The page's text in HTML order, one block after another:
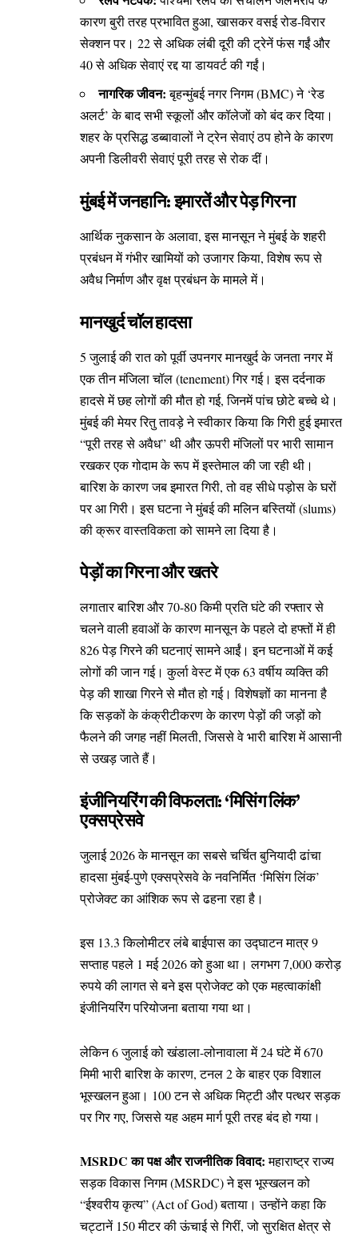
कारण बुरी तरह प्रभावित हुआ, खासकर वसई रोड-विरार
सेक्शन पर। 22 से अधिक लंबी दूरी की ट्रेनें फंस गईं और
40 से अधिक सेवाएं रद्द या डायवर्ट की गईं।
नागरिक जीवन:बृहन्मुंबई नगर निगम (BMC) ने ‘रेड
अलर्ट’ के बाद सभी स्कूलों और कॉलेजों को बंद कर दिया।
शहर के प्रसिद्ध डब्बावालों ने ट्रेन सेवाएं ठप होने के कारण
अपनी डिलीवरी सेवाएं पूरी तरह से रोक दीं।
मुंबई में जनहानि: इमारतें और पेड़ गिरना
आर्थिक नुकसान के अलावा, इस मानसून ने मुंबई के शहरी
प्रबंधन में गंभीर खामियों को उजागर किया, विशेष रूप से
अवैध निर्माण और वृक्ष प्रबंधन के मामले में।
मानखुर्द चॉल हादसा
5 जुलाई की रात को पूर्वी उपनगर मानखुर्द के जनता नगर में
एक तीन मंजिला चॉल (tenement) गिर गई। इस दर्दनाक
हादसे में छह लोगों की मौत हो गई, जिनमें पांच छोटे बच्चे थे।
मुंबई की मेयर रितु तावड़े ने स्वीकार किया कि गिरी हुई इमारत
“पूरी तरह से अवैध” थी और ऊपरी मंजिलों पर भारी सामान
रखकर एक गोदाम के रूप में इस्तेमाल की जा रही थी।
बारिश के कारण जब इमारत गिरी, तो वह सीधे पड़ोस के घरों
पर आ गिरी। इस घटना ने मुंबई की मलिन बस्तियों (slums)
की क्रूर वास्तविकता को सामने ला दिया है।
पेड़ों का गिरना और खतरे
लगातार बारिश और 70-80 किमी प्रति घंटे की रफ्तार से
चलने वाली हवाओं के कारण मानसून के पहले दो हफ्तों में ही
826 पेड़ गिरने की घटनाएं सामने आईं। इन घटनाओं में कई
लोगों की जान गई। कुर्ला वेस्ट में एक 63 वर्षीय व्यक्ति की
पेड़ की शाखा गिरने से मौत हो गई। विशेषज्ञों का मानना है
कि सड़कों के कंक्रीटीकरण के कारण पेड़ों की जड़ों को
फैलने की जगह नहीं मिलती, जिससे वे भारी बारिश में आसानी
से उखड़ जाते हैं।
इंजीनियरिंग की विफलता: ‘मिसिंग लिंक’
एक्सप्रेसवे
जुलाई 2026 के मानसून का सबसे चर्चित बुनियादी ढांचा
हादसा मुंबई-पुणे एक्सप्रेसवे के नवनिर्मित ‘मिसिंग लिंक’
प्रोजेक्ट का आंशिक रूप से ढहना रहा है।
इस 13.3 किलोमीटर लंबे बाईपास का उद्घाटन मात्र 9
सप्ताह पहले 1 मई 2026 को हुआ था। लगभग 7,000 करोड़
रुपये की लागत से बने इस प्रोजेक्ट को एक महत्वाकांक्षी
इंजीनियरिंग परियोजना बताया गया था।
लेकिन 6 जुलाई को खंडाला-लोनावाला में 24 घंटे में 670
मिमी भारी बारिश के कारण, टनल 2 के बाहर एक विशाल
भूस्खलन हुआ। 100 टन से अधिक मिट्टी और पत्थर सड़क
पर गिर गए, जिससे यह अहम मार्ग पूरी तरह बंद हो गया।
MSRDC का पक्ष और राजनीतिक विवाद:महाराष्ट्र राज्य
सड़क विकास निगम (MSRDC) ने इस भूस्खलन को
“ईश्वरीय कृत्य” (Act of God) बताया। उन्होंने कहा कि
चट्टानें 150 मीटर की ऊंचाई से गिरीं, जो सुरक्षित क्षेत्र से